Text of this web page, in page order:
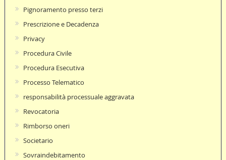
Pignoramento presso terzi
Prescrizione e Decadenza
Privacy
Procedura Civile
Procedura Esecutiva
Processo Telematico
responsabilità processuale aggravata
Revocatoria
Rimborso oneri
Societario
Sovraindebitamento